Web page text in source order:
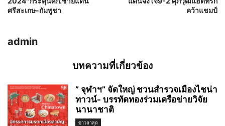
ศรีสะเกษ-กัมพูชา
คว้าแชมป์
admin
บทความที่เกี่ยวข้อง
” จุฬาฯ” จัดใหญ่ ชวนสำรวจเมืองไชน่า
ทาวน์- บรรทัดทองร่วมเครือข่ายวิจัย
นานาชาติ
ข่าวล่าสุด